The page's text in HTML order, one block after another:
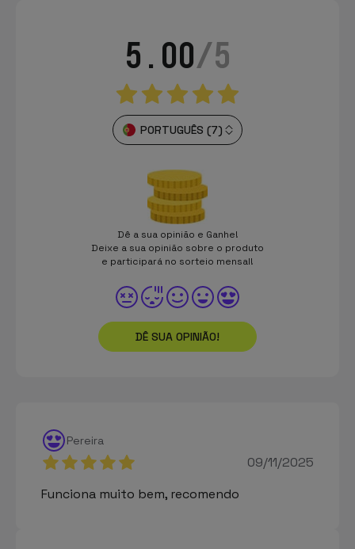
5.00/5
PORTUGUÊS (7)
Dê a sua opinião e Ganhe!
Deixe a sua opinião sobre o produto
e participará no sorteio mensal!
DÊ SUA OPINIÃO!
Pereira
09/11/2025
Funciona muito bem, recomendo